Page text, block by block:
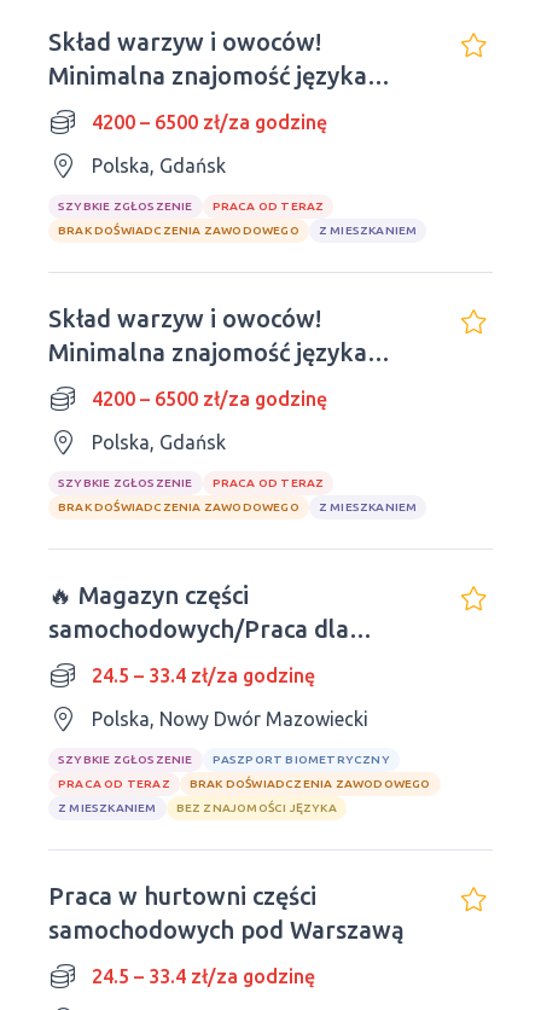
Skład warzyw i owoców!
Minimalna znajomość języka
polskiego
4200 – 6500 zł/za godzinę
Polska, Gdańsk
SZYBKIE ZGŁOSZENIE
PRACA OD TERAZ
BRAK DOŚWIADCZENIA ZAWODOWEGO
Z MIESZKANIEM
Skład warzyw i owoców!
Minimalna znajomość języka
polskiego
4200 – 6500 zł/za godzinę
Polska, Gdańsk
SZYBKIE ZGŁOSZENIE
PRACA OD TERAZ
BRAK DOŚWIADCZENIA ZAWODOWEGO
Z MIESZKANIEM
🔥 Magazyn części
samochodowych/Praca dla
mężczyzn i kobiet
24.5 – 33.4 zł/za godzinę
Polska, Nowy Dwór Mazowiecki
SZYBKIE ZGŁOSZENIE
PASZPORT BIOMETRYCZNY
PRACA OD TERAZ
BRAK DOŚWIADCZENIA ZAWODOWEGO
Z MIESZKANIEM
BEZ ZNAJOMOŚCI JĘZYKA
Praca w hurtowni części
samochodowych pod Warszawą
24.5 – 33.4 zł/za godzinę